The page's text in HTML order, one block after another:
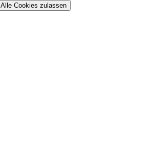
Alle Cookies zulassen